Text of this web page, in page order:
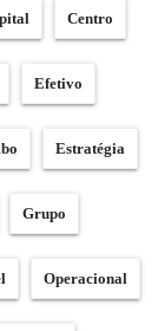
Centro
Efetivo
Estratégia
Grupo
Operacional